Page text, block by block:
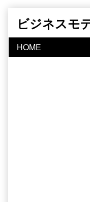
content
ビジネスモ